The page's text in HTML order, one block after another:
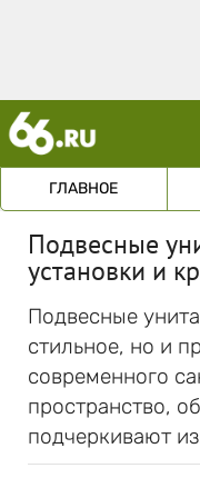
ГЛАВНОЕ
Подвесные
установки и
Подвесные
стильное, но и
современного
пространство,
подчеркивают